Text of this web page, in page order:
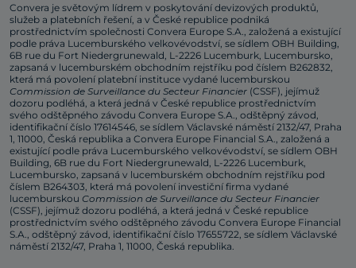
Convera je světovým lídrem v poskytování devizových produktů,
služeb a platebních řešení, a v České republice podniká
prostřednictvím společnosti Convera Europe S.A., založená a existující
podle práva Lucemburského velkovévodství, se sídlem OBH Building,
6B rue du Fort Niedergrunewald, L-2226 Lucemburk, Lucembursko,
zapsaná v lucemburském obchodním rejstříku pod číslem B262832,
která má povolení platební instituce vydané lucemburskou
Commission de Surveillance du Secteur Financier (CSSF), jejímuž
dozoru podléhá, a která jedná v České republice prostřednictvím
svého odštěpného závodu Convera Europe S.A., odštěpný závod,
identifikační číslo 17614546, se sídlem Václavské náměstí 2132/47, Praha
1, 11000, Česká republika a Convera Europe Financial S.A., založená a
existující podle práva Lucemburského velkovévodství, se sídlem OBH
Building, 6B rue du Fort Niedergrunewald, L-2226 Lucemburk,
Lucembursko, zapsaná v lucemburském obchodním rejstříku pod
číslem B264303, která má povolení investiční firma vydané
lucemburskou Commission de Surveillance du Secteur Financier
(CSSF), jejímuž dozoru podléhá, a která jedná v České republice
prostřednictvím svého odštěpného závodu Convera Europe Financial
S.A., odštěpný závod, identifikační číslo 17655722, se sídlem Václavské
náměstí 2132/47, Praha 1, 11000, Česká republika.